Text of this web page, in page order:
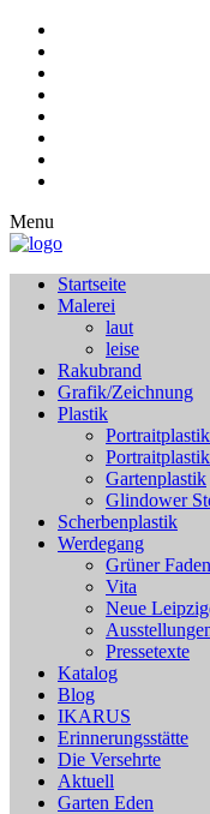
Menu
Startseite
Malerei
laut
leise
Rakubrand
Grafik/Zeichnung
Plastik
Gartenplastik
Glindower
Scherbenplastik
Werdegang
Grüner Faden
Vita
Neue
Pressetexte
Katalog
Blog
IKARUS
Erinnerungsstätte
Die Versehrte
Aktuell
Garten Eden